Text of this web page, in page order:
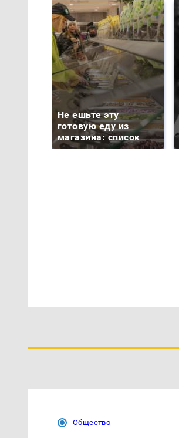
Не ешьте эту
готовую еду из
магазина: список
Общество